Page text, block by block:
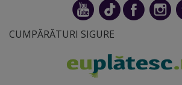
CUMPĂRĂTURI SIGURE